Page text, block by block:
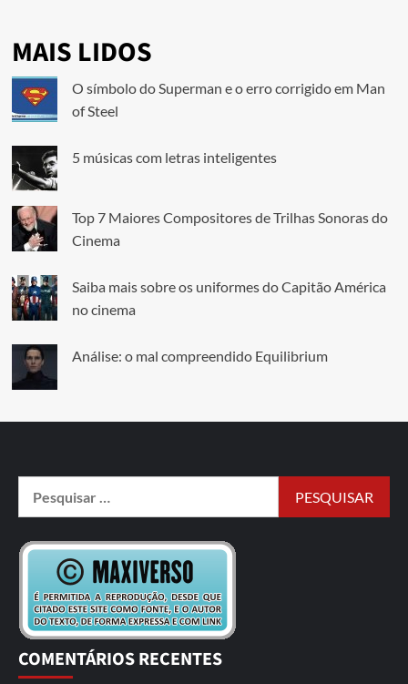
MAIS LIDOS
O símbolo do Superman e o erro corrigido em Man
of Steel
5 músicas com letras inteligentes
Top 7 Maiores Compositores de Trilhas Sonoras do
Cinema
Saiba mais sobre os uniformes do Capitão América
no cinema
Análise: o mal compreendido Equilibrium
COMENTÁRIOS RECENTES